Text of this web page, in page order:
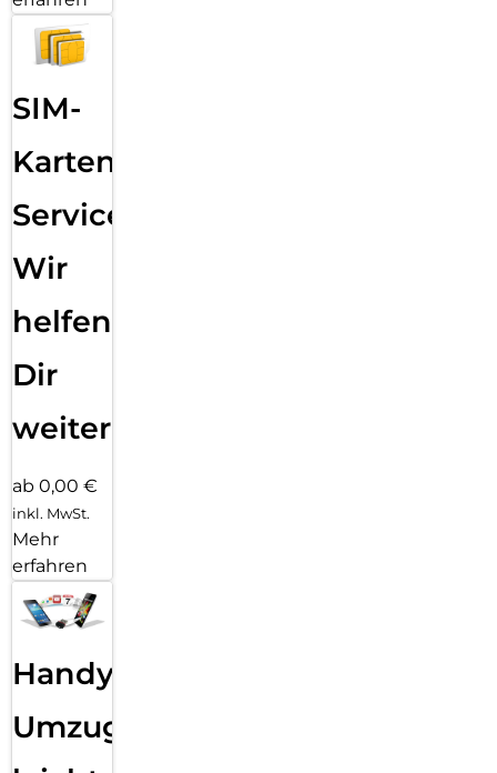
SIM-
Karten
Service:
Wir
helfen
Dir
weiter
ab 0,00 €
inkl. MwSt.
Mehr
erfahren
Handy
Umzug